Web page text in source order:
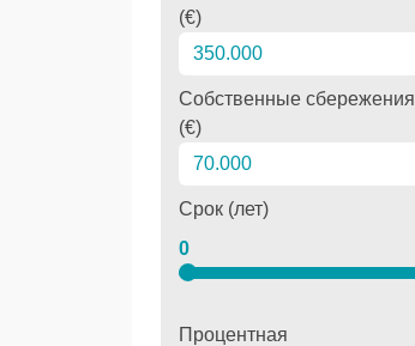
(€)
Собственные сбережения
(€)
Срок (лет)
0
Процентная